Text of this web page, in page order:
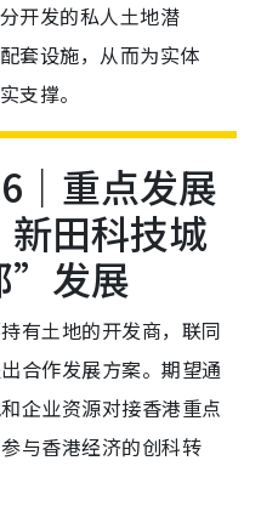
开发的私人土地潜
套设施，从而为实体
支撑。
｜重点发展
田科技城
”发展
有土地的开发商，联同
合作发展方案。期望通
企业资源对接香港重点
与香港经济的创科转